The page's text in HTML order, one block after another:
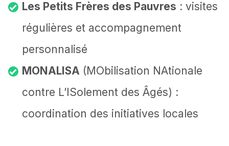
Les Petits Frères des Pauvres : visites
régulières et accompagnement
personnalisé
MONALISA (MObilisation NAtionale
contre L’ISolement des Âgés) :
coordination des initiatives locales